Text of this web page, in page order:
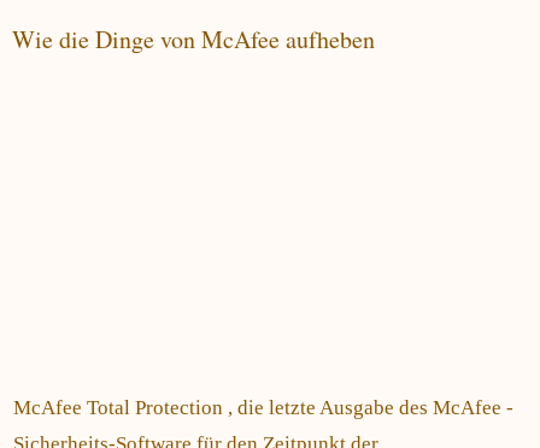
Wie die Dinge von McAfee aufheben
McAfee Total Protection , die letzte Ausgabe des McAfee -